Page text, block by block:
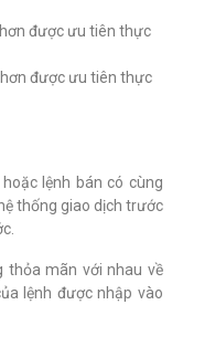
được ưu tiên thực
hơn được ưu tiên thực
lệnh bán có cùng
thống giao dịch trước
thỏa mãn với nhau về
lệnh được nhập vào